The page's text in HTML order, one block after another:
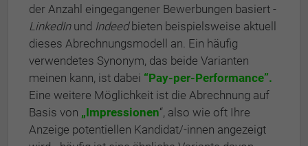
der Anzahl eingegangener Bewerbungen basiert -
LinkedInund Indeedbieten beispielsweise aktuell
dieses Abrechnungsmodell an. Ein häufig
verwendetes Synonym, das beide Varianten
meinen kann, ist dabei “Pay-per-Performance”.
Eine weitere Möglichkeit ist die Abrechnung auf
Basis von „Impressionen“, also wie oft Ihre
Anzeige potentiellen Kandidat/-innen angezeigt